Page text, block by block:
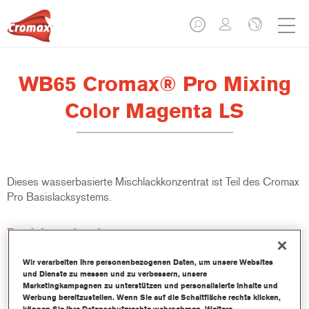
WB65 Cromax® Pro Mixing
Color Magenta LS
Dieses wasserbasierte Mischlackkonzentrat ist Teil des Cromax
Pro Basislacksystems.
Produktmerkmale
Ausgezeichnete Ergiebigkeit mit außergewöhnlich genauer
Farbtonangleichung.
Schnelle und sparsame Anwendung trägt zur Steigerung
des Durchsatz und der Produktivität bei.
Wir verarbeiten Ihre personenbezogenen Daten, um unsere Websites
und Dienste zu messen und zu verbessern, unsere
Marketingkampagnen zu unterstützen und personalisierte Inhalte und
Werbung bereitzustellen. Wenn Sie auf die Schaltfläche rechts klicken,